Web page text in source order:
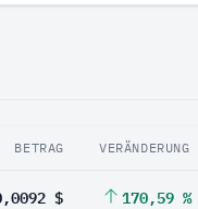
BETRAG VERÄNDERUNG
$ 170,59 %